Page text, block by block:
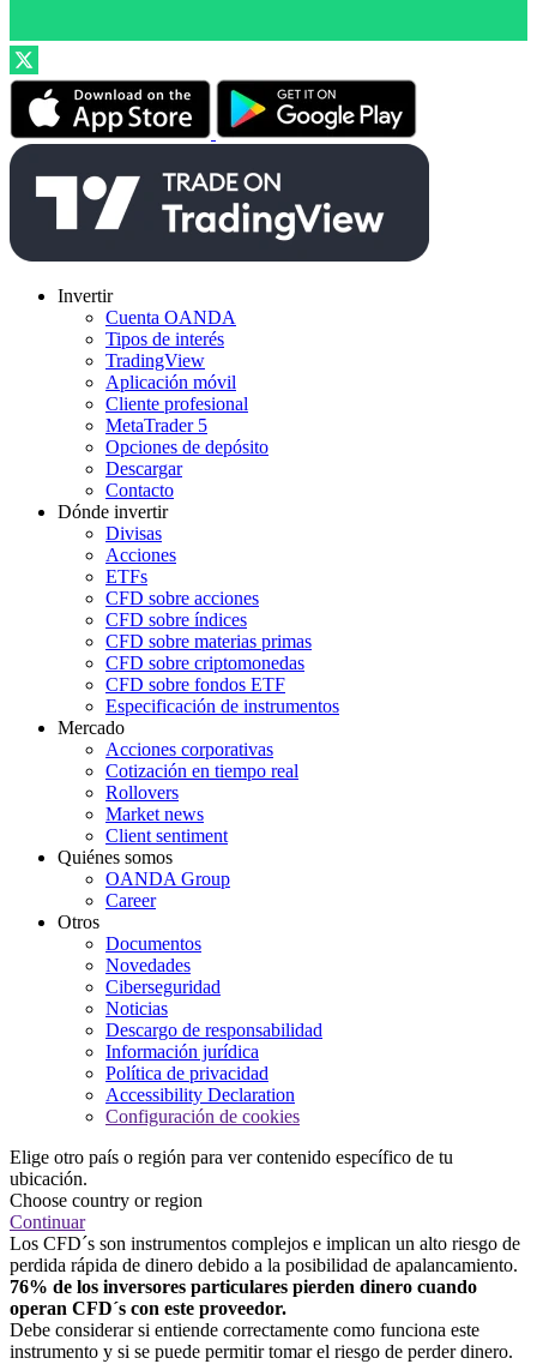
Invertir
Cuenta OANDA
Tipos de interés
TradingView
Aplicación móvil
Cliente profesional
MetaTrader 5
Opciones de depósito
Descargar
Contacto
Dónde invertir
Divisas
Acciones
ETFs
CFD sobre acciones
CFD sobre índices
CFD sobre materias primas
CFD sobre criptomonedas
CFD sobre fondos ETF
Especificación de instrumentos
Mercado
Acciones corporativas
Cotización en tiempo real
Rollovers
Market news
Client sentiment
Quiénes somos
OANDA Group
Career
Otros
Documentos
Novedades
Ciberseguridad
Noticias
Descargo de responsabilidad
Información jurídica
Política de privacidad
Accessibility Declaration
Configuración de cookies
Elige otro país o región para ver contenido específico de tu
ubicación.
Choose country or region
Continuar
Los CFD´s son instrumentos complejos e implican un alto riesgo de
perdida rápida de dinero debido a la posibilidad de apalancamiento.
76% de los inversores particulares pierden dinero cuando
operan CFD´s con este proveedor.
Debe considerar si entiende correctamente como funciona este
instrumento y si se puede permitir tomar el riesgo de perder dinero.